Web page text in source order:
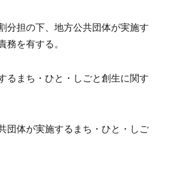
分担の下、地方公共団体が実施す
を有する。
るまち・ひと・しごと創生に関す
団体が実施するまち・ひと・しご